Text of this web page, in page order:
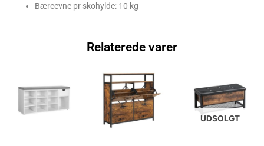
Bæreevne pr skohylde: 10 kg
Relaterede varer
UDSOLGT